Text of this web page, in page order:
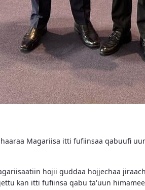
Magariisa itti fufiinsaa qabuufi
hojii guddaa hojjechaa
kan itti fufiinsa qabu ta'uun